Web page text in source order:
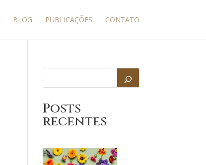
BLOG PUBLICAÇÕES CONTATO
Posts
recentes